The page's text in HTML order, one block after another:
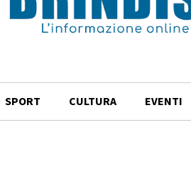
SPORT CULTURA EVENTI